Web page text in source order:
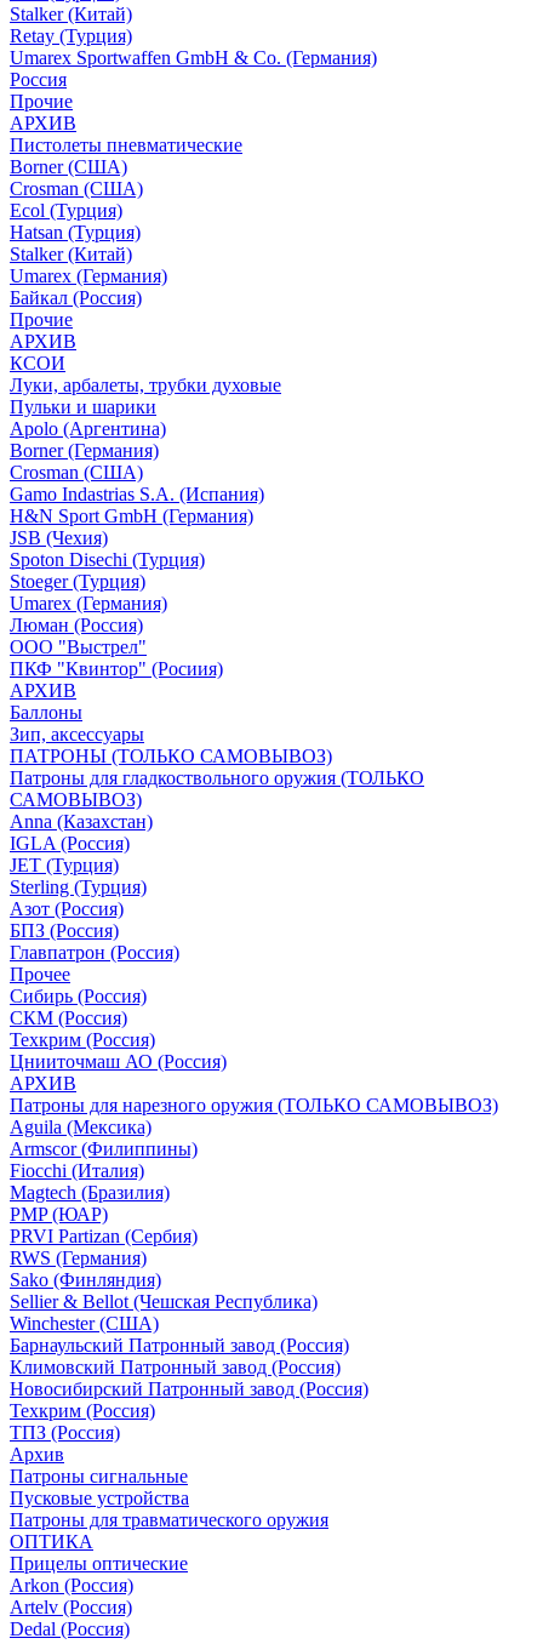
Stalker (Китай)
Retay (Турция)
Umarex Sportwaffen GmbH & Co. (Германия)
Россия
Прочие
АРХИВ
Пистолеты пневматические
Borner (США)
Crosman (США)
Ecol (Турция)
Hatsan (Турция)
Stalker (Китай)
Umarex (Германия)
Байкал (Россия)
Прочие
АРХИВ
КСОИ
Луки, арбалеты, трубки духовые
Пульки и шарики
Apolo (Аргентина)
Borner (Германия)
Crosman (США)
Gamo Indastrias S.A. (Испания)
H&N Sport GmbH (Германия)
JSB (Чехия)
Spoton Disechi (Турция)
Stoeger (Турция)
Umarex (Германия)
Люман (Россия)
ООО "Выстрел"
ПКФ "Квинтор" (Росиия)
АРХИВ
Баллоны
Зип, аксессуары
ПАТРОНЫ (ТОЛЬКО САМОВЫВОЗ)
Патроны для гладкоствольного оружия (ТОЛЬКО
САМОВЫВОЗ)
Anna (Казахстан)
IGLA (Россия)
JET (Турция)
Sterling (Турция)
Азот (Россия)
БПЗ (Россия)
Главпатрон (Россия)
Прочее
Сибирь (Россия)
СКМ (Россия)
Техкрим (Россия)
Цнииточмаш АО (Россия)
АРХИВ
Патроны для нарезного оружия (ТОЛЬКО САМОВЫВОЗ)
Aguila (Мексика)
Armscor (Филиппины)
Fiocchi (Италия)
Magtech (Бразилия)
PMP (ЮАР)
PRVI Partizan (Сербия)
RWS (Германия)
Sako (Финляндия)
Sellier & Bellot (Чешская Республика)
Winchester (США)
Барнаульский Патронный завод (Россия)
Климовский Патронный завод (Россия)
Новосибирский Патронный завод (Россия)
Техкрим (Россия)
ТПЗ (Россия)
Архив
Патроны сигнальные
Пусковые устройства
Патроны для травматического оружия
ОПТИКА
Прицелы оптические
Arkon (Россия)
Artelv (Россия)
Dedal (Россия)